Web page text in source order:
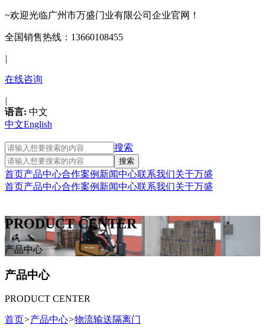
~欢迎光临广州市万盛门业有限公司企业官网！
全国销售热线：13660108455
|
在线咨询
|
语言: 中文
中文English
搜索
首页产品中心合作案例 新闻中心联系我们关于万盛
首页产品中心合作案例 新闻中心联系我们关于万盛
PRODUCT CENTER
产品中心
产品中心
PRODUCT CENTER
首页>产品中心>物流输送隔离门